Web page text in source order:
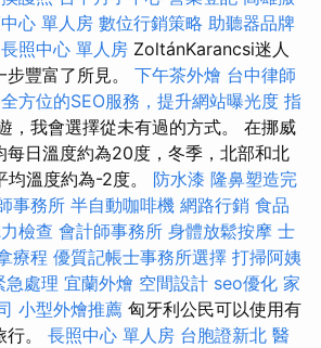
心 單人房 數位行銷策略 助聽器品牌
長照中心 單人房 ZoltánKarancsi迷人
豐富了所見。 下午茶外燴 台中律師
全方位的SEO服務，提升網站曝光度 指
，我會選擇從未有過的方式。 在挪威
每日溫度約為20度，冬季，北部和北
溫度約為-2度。 防水漆 隆鼻塑造完
事務所 半自動咖啡機 網路行銷 食品
檢查 會計師事務所 身體放鬆按摩 士
療程 優質記帳士事務所選擇 打掃阿姨
急處理 宜蘭外燴 空間設計 seo優化 家
小型外燴推薦 匈牙利公民可以使用有
。 長照中心 單人房 台胞證新北 醫